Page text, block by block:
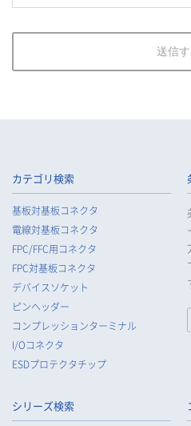
れている場合を除き、お客様等
当社は、お客様等の個人データ
い、滅失又は毀損等の防止に努
られるよう、必要かつ適切な監督
様等の個人データの安全管理が
督を行います。
当社は、法令で例外として定め
等の個人データをあらかじめ、
三者に提供することはいたしませ
当社は、法令で不要とされてい
ータを提供したとき、又は受け
認・記録義務を適正に履行いたし
9. 当社は、個人情報の漏えい等の
送信
カテゴリ検索
基板対基板コネクタ
電線対基板コネクタ
FPC/FFC用コネクタ
FPC対基板コネクタ
デバイスソケット
ピンヘッダー
コンプレッションターミナル
I/Oコネクタ
ESDプロテクタチップ
シリーズ検索